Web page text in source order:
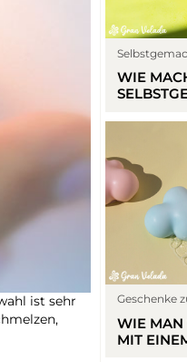
ist sehr
WIE
SCHNELL
Geschenke
Taufe ,Keine
WIE MAN
MIT